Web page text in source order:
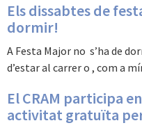
Els dissabtes de
dormir!
A Festa Major no s’ha de
d’estar al carrer o , com a
El CRAM participa
activitat gratuïta